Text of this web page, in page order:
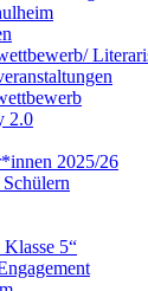
2.0
2025/26
Klasse 5“